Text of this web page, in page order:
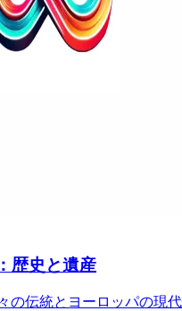
歴史と遺産
の伝統とヨーロッパの現